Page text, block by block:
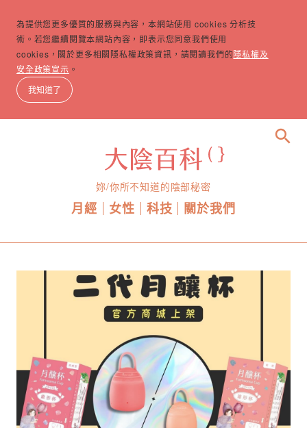
為提供您更多優質的服務與內容，本網站使用 cookies 分析技
術。若您繼續閱覽本網站內容，即表示您同意我們使用
cookies，關於更多相關隱私權政策資訊，請閱讀我們的隱私權及
安全政策宣示 。
我知道了
妳/你所不知道的陰部秘密
月經 女性 科技 關於我們
search